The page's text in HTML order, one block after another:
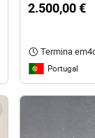
2.500,00 €
Termina em
Portugal